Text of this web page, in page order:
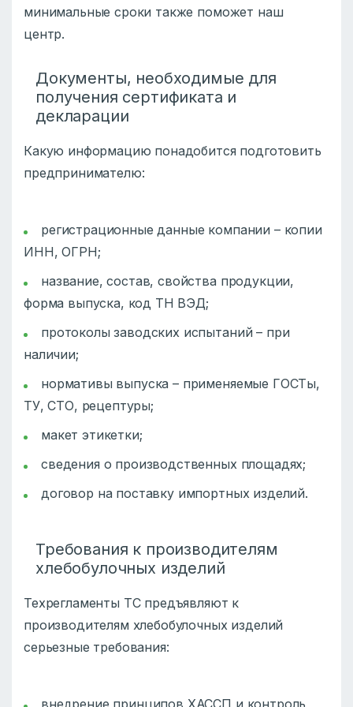
минимальные сроки также поможет наш
центр.
Документы, необходимые для
получения сертификата и
декларации
Какую информацию понадобится подготовить
предпринимателю:
регистрационные данные компании – копии
ИНН, ОГРН;
название, состав, свойства продукции,
форма выпуска, код ТН ВЭД;
протоколы заводских испытаний – при
наличии;
нормативы выпуска – применяемые ГОСТы,
ТУ, СТО, рецептуры;
макет этикетки;
сведения о производственных площадях;
договор на поставку импортных изделий.
Требования к производителям
хлебобулочных изделий
Техрегламенты ТС предъявляют к
производителям хлебобулочных изделий
серьезные требования:
внедрение принципов ХАССП и контроль